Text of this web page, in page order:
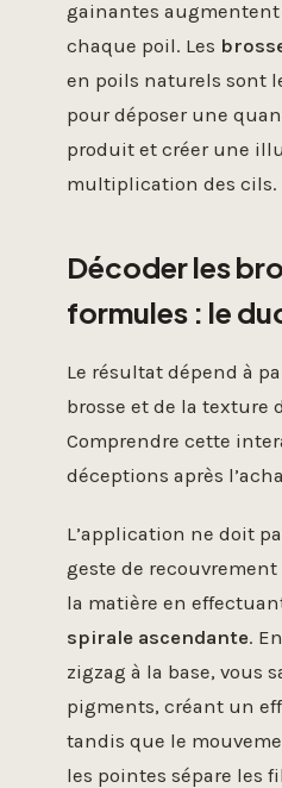
gainantes augmentent
chaque poil. Les
en poils naturels sont
pour déposer une
produit et créer une
multiplication des cils.
Décoder les
formules : le
Le résultat dépend à
brosse et de la texture
Comprendre cette
déceptions après
L’application ne doit
geste de
la matière en
spirale ascendante.
zigzag à la base, vous
pigments, créant un
tandis que le
les pointes sépare les